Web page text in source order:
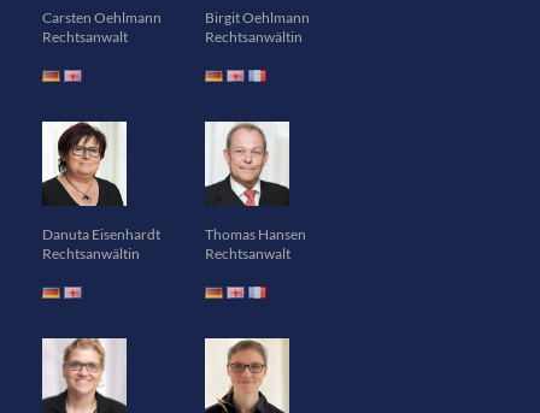
Carsten Oehlmann
Rechtsanwalt
Birgit Oehlmann
Rechtsanwältin
Danuta Eisenhardt
Rechtsanwältin
Thomas Hansen
Rechtsanwalt